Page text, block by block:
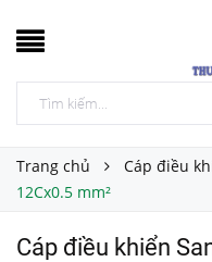
Trang chủ Cáp điều
12Cx0.5 mm²
Cáp điều khiển